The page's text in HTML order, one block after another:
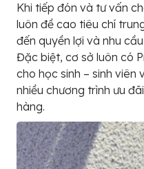
Khi tiếp đón và tư vấn
luôn đề cao tiêu chí
đến quyền lợi và nhu
Đặc biệt, cơ sở luôn có
cho học sinh – sinh viên
nhiều chương trình ưu
hàng.